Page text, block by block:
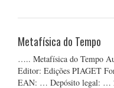
Metafísica do Tempo
….. Metafísica do Tempo
Editor: Edições PIAGET
EAN: … Depósito legal: …